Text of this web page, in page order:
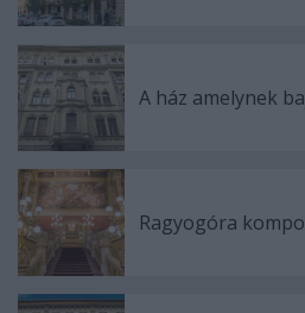
A ház amelynek
Ragyogóra